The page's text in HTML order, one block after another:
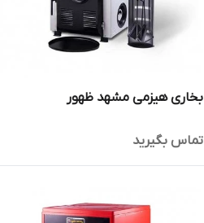
بخاری هیزمی مشهد ظهور
تماس بگیرید